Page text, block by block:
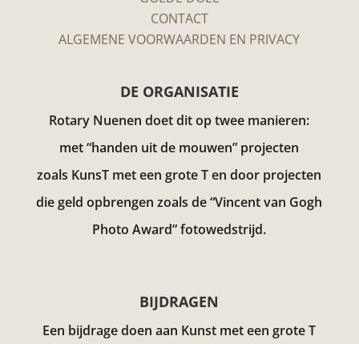
CONTACT
ALGEMENE VOORWAARDEN EN PRIVACY
DE ORGANISATIE
Rotary Nuenen doet dit op twee manieren:
met “handen uit de mouwen” projecten
zoals KunsT met een grote T en door projecten
die geld opbrengen zoals de “Vincent van Gogh
Photo Award” fotowedstrijd.
BIJDRAGEN
Een bijdrage doen aan Kunst met een grote T